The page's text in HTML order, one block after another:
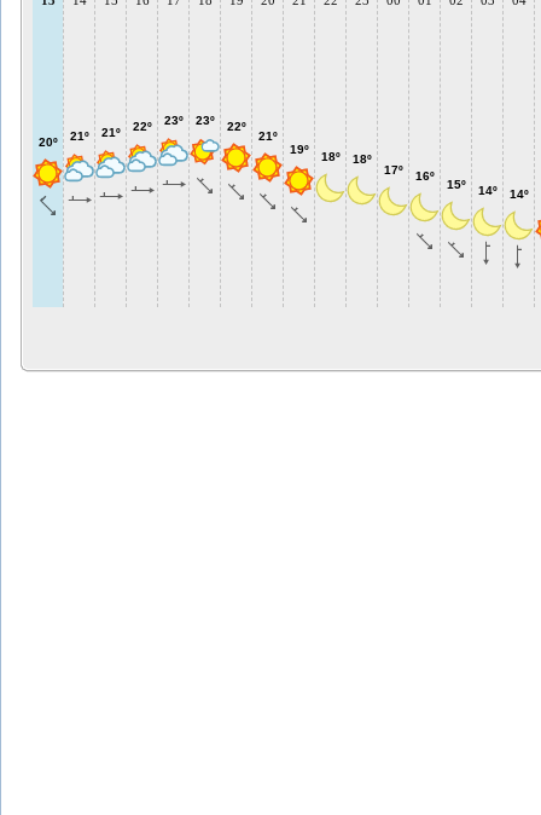
20º 21º 21º 22º 23º 23º 22º
21º
19º
18º 18º
17º 16º
15º 14º 14º